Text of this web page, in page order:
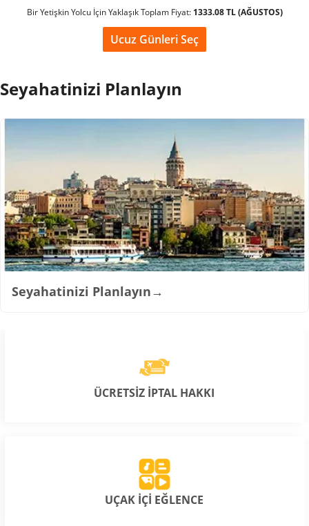
Bir Yetişkin Yolcu İçin Yaklaşık Toplam Fiyat: 1333.08 TL (AĞUSTOS)
Ucuz Günleri Seç
Seyahatinizi Planlayın
Seyahatinizi Planlayın→
ÜCRETSİZ İPTAL HAKKI
UÇAK İÇİ EĞLENCE